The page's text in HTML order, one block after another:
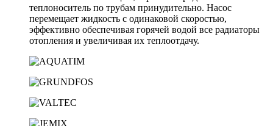
теплоноситель по трубам принудительно. Насос
перемещает жидкость с одинаковой скоростью,
эффективно обеспечивая горячей водой все радиаторы
отопления и увеличивая их теплоотдачу.